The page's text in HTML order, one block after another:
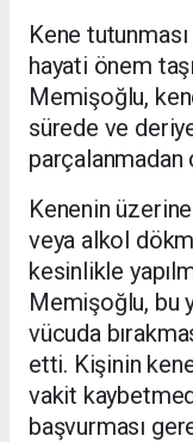
Kene
hayati önem
Memişoğlu,
sürede ve
parçalanmadan
Kenenin
veya alkol
kesinlikle
Memişoğlu, bu
vücuda
etti. Kişinin
vakit
başvurması